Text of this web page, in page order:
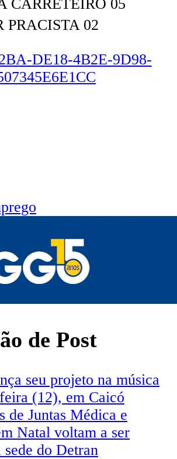
CARRETEIRO 05
PRACISTA 02
de Post
seu projeto na música
(12), em Caicó
de Juntas Médica e
Natal voltam a ser
do Detran